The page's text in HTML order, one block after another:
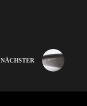
NÄCHSTER